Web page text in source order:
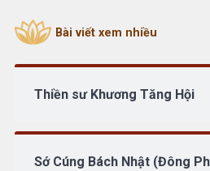
Bài viết xem nhiều
Thiền sư Khương Tăng Hội
Sớ Cúng Bách Nhật (Đông